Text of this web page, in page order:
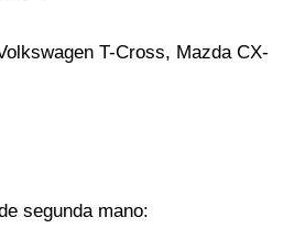
T-Cross, Mazda CX-
segunda mano: